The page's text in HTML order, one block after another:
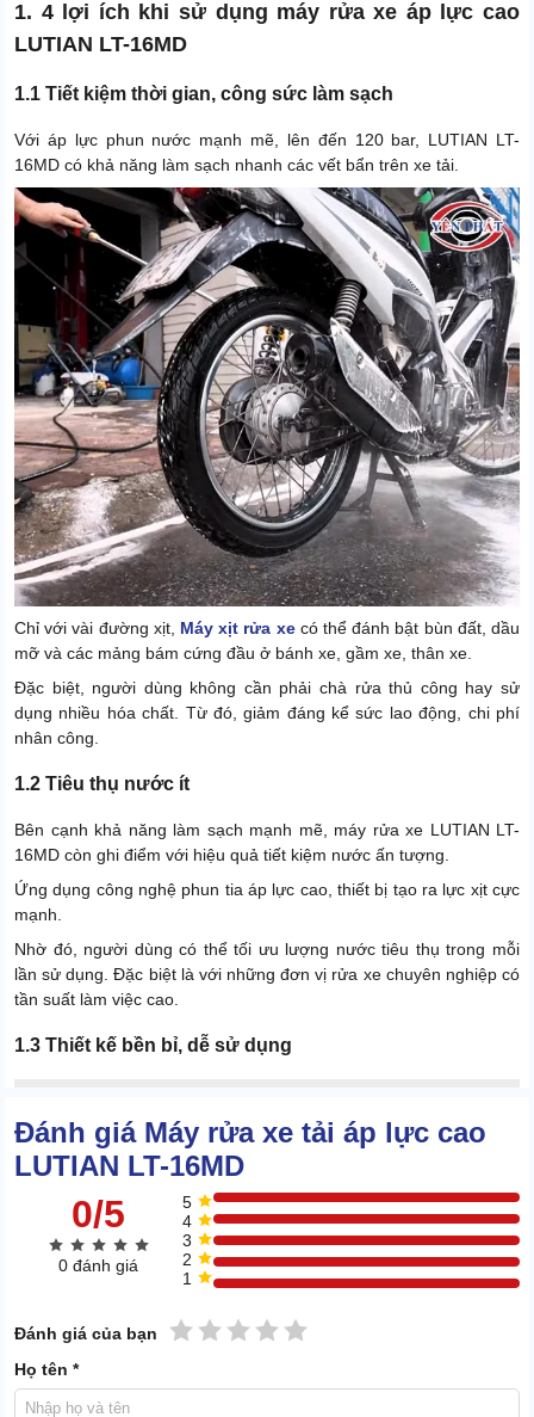
1. 4 lợi ích khi sử dụng máy rửa xe áp lực cao
LUTIAN LT-16MD
1.1 Tiết kiệm thời gian, công sức làm sạch
Với áp lực phun nước mạnh mẽ, lên đến 120 bar, LUTIAN LT-
16MD có khả năng làm sạch nhanh các vết bẩn trên xe tải.
Chỉ với vài đường xịt, Máy xịt rửa xecó thể đánh bật bùn đất, dầu
mỡ và các mảng bám cứng đầu ở bánh xe, gầm xe, thân xe.
Đặc biệt, người dùng không cần phải chà rửa thủ công hay sử
dụng nhiều hóa chất. Từ đó, giảm đáng kể sức lao động, chi phí
nhân công.
1.2 Tiêu thụ nước ít
Bên cạnh khả năng làm sạch mạnh mẽ, máy rửa xe LUTIAN LT-
16MD còn ghi điểm với hiệu quả tiết kiệm nước ấn tượng.
Ứng dụng công nghệ phun tia áp lực cao, thiết bị tạo ra lực xịt cực
mạnh.
Nhờ đó, người dùng có thể tối ưu lượng nước tiêu thụ trong mỗi
lần sử dụng. Đặc biệt là với những đơn vị rửa xe chuyên nghiệp có
tần suất làm việc cao.
1.3 Thiết kế bền bỉ, dễ sử dụng
Đánh giá Máy rửa xe tải áp lực cao
LUTIAN LT-16MD
0/5
0 đánh giá
5
4
3
2
1
Đánh giá của bạn 5 sao
4 sao
3 sao
2 sao
1 sao
Họ tên *